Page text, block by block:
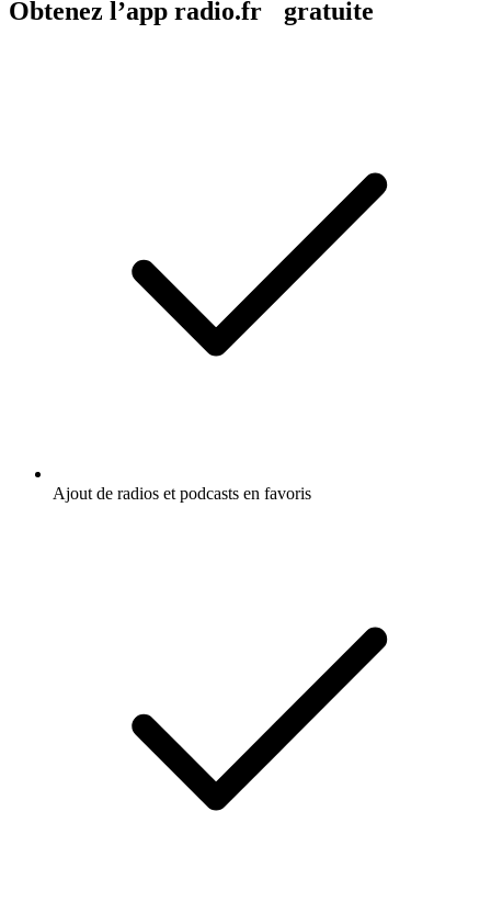
Obtenez l’app radio.fr gratuite
Ajout de radios et podcasts en favoris